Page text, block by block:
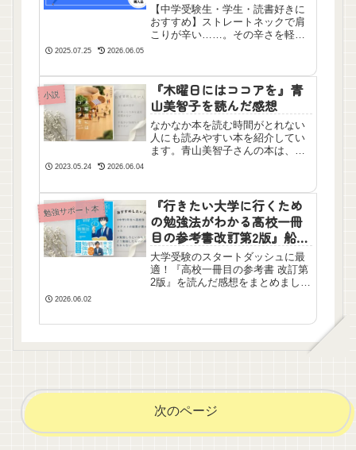
【中学受験生・学生・読書好きに
おすすめ】ストレートネックで肩
こりが辛い……。その辛さを軽減
2025.07.25 2026.06.05
小説
『木曜日にはココアを』青
山美智子を読んだ感想
なかなか本を読む時間がとれない
人にも読みやすい本を紹介してい
ます。青山美智子さんの本は、読
ます。小説初心者の方におすすめ
です。
2023.05.24 2026.06.04
勉強サポート本
『行きたい大学に行くため
の勉強法がわかる高校一冊
目の参考書改訂第2版』船登
惟希を読んだ感想
大学受験のスタートダッシュに最
適！『高校一冊目の参考書 改訂第
2版』を読んだ感想をまとめまし
2026.06.02
次のページ